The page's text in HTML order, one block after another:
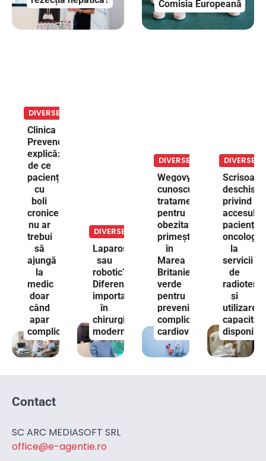
Comisia Europeană
DIVERSE
Clinica
Prevencia
explică:
de ce
pacienții
cu
boli
cronice
nu ar
trebui
să
ajungă
la
medic
doar
când
apar
complicații
DIVERSE
Laparoscopic
sau
robotic?
Diferențe
importante
în
chirurgia
modernă
DIVERSE
Wegovy,
cunoscutul
tratament
pentru
obezitate,
primește
în
Marea
Britanie
verde
pentru
prevenirea
complicațiilor
cardiovasculare
DIVERSE
Scrisoare
deschisă
privind
accesul
oncologici
la
servicii
de
și
utilizarea
Contact
SC ARC MEDIASOFT SRL
office@e-agentie.ro